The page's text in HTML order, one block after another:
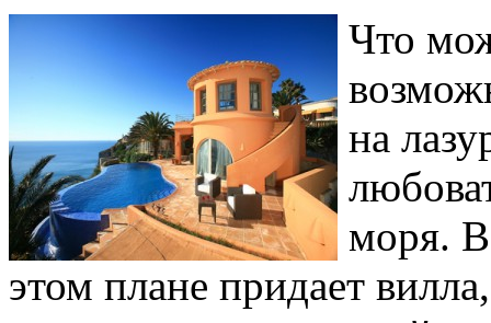
Что
на
моря.
этом плане придает